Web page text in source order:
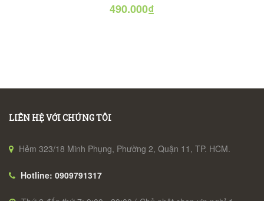
490.000₫
LIÊN HỆ VỚI CHÚNG TÔI
Hẻm 323/18 Minh Phụng, Phường 2, Quận 11, TP. HCM.
Hotline: 0909791317